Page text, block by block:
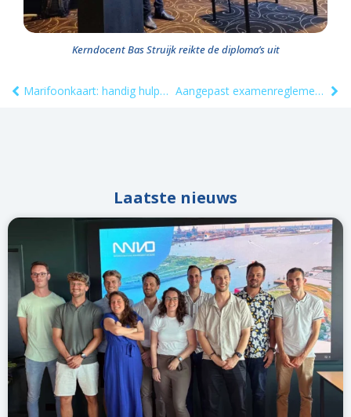
Kerndocent Bas Struijk reikte de diploma’s uit
Marifoonkaart: handig hulpmiddel voor recreatievaart Aangepast examenreglement per 1 juli 2025
Laatste nieuws